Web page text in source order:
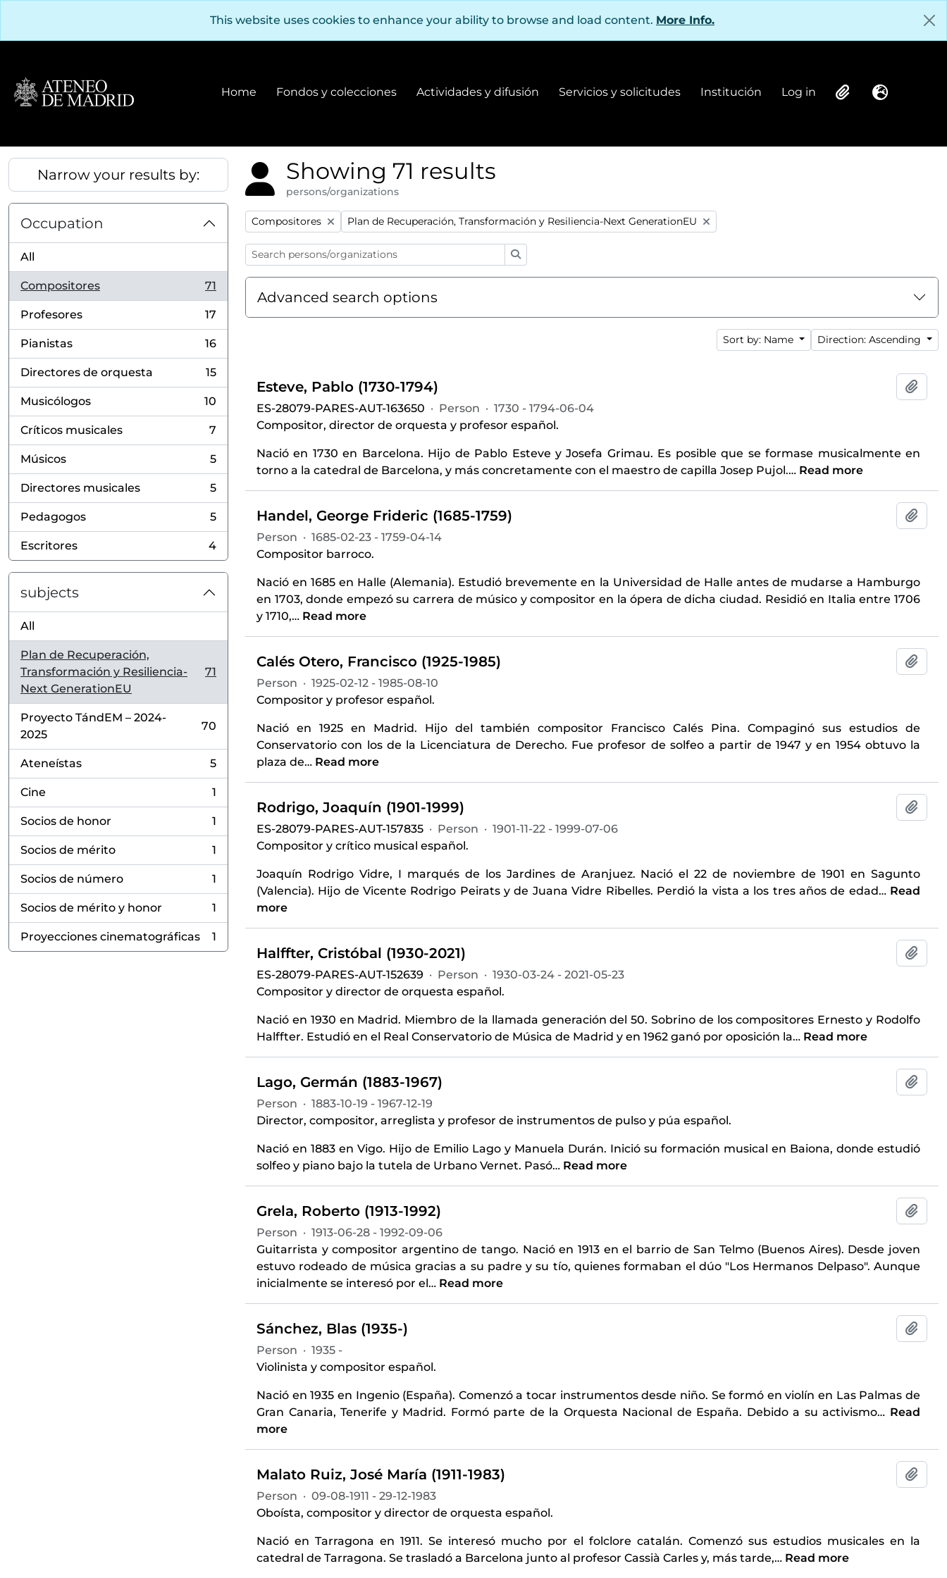
This website uses cookies to enhance your ability to browse and load content. More Info.
Home Fondos y colecciones
Fondos y colecciones
Actividades y difusión
Actividades y difusión
Servicios y solicitudes Institución
Institución
Log in
Log in ClipboardLanguage
Narrow your results by:
Occupation
All
Compositores
, 71 results
71
Profesores
, 17 results
17
Pianistas
, 16 results
16
Directores de orquesta
, 15 results
15
Musicólogos
, 10 results
10
Críticos musicales
, 7 results
7
Músicos
, 5 results
5
Directores musicales
, 5 results
5
Pedagogos
, 5 results
5
Escritores
, 4 results
4
subjects
All
Plan de Recuperación,
Transformación y Resiliencia-
Next GenerationEU
, 71 results
71
Proyecto TándEM – 2024-
2025
, 70 results
70
Ateneístas
, 5 results
5
Cine
, 1 results
1
Socios de honor
, 1 results
1
Socios de mérito
, 1 results
1
Socios de número
, 1 results
1
Socios de mérito y honor
, 1 results
1
Proyecciones cinematográficas
, 1 results
1
Showing 71 results
persons/organizations
Remove filter:
Compositores Remove filter:
Plan de Recuperación, Transformación y Resiliencia-Next GenerationEU
Advanced search options
Sort by: Name Direction: Ascending
Esteve, Pablo (1730-1794)
ES-28079-PARES-AUT-163650 · Person · 1730 - 1794-06-04
Compositor, director de orquesta y profesor español.
Nació en 1730 en Barcelona. Hijo de Pablo Esteve y Josefa Grimau. Es posible que se formase musicalmente en
torno a la catedral de Barcelona, y más concretamente con el maestro de capilla Josep Pujol.… Read more
Handel, George Frideric (1685-1759)
Person · 1685-02-23 - 1759-04-14
Compositor barroco.
Nació en 1685 en Halle (Alemania). Estudió brevemente en la Universidad de Halle antes de mudarse a Hamburgo
en 1703, donde empezó su carrera de músico y compositor en la ópera de dicha ciudad. Residió en Italia entre 1706
y 1710,… Read more
Calés Otero, Francisco (1925-1985)
Person · 1925-02-12 - 1985-08-10
Compositor y profesor español.
Nació en 1925 en Madrid. Hijo del también compositor Francisco Calés Pina. Compaginó sus estudios de
Conservatorio con los de la Licenciatura de Derecho. Fue profesor de solfeo a partir de 1947 y en 1954 obtuvo la
plaza de… Read more
Rodrigo, Joaquín (1901-1999)
ES-28079-PARES-AUT-157835 · Person · 1901-11-22 - 1999-07-06
Compositor y crítico musical español.
Joaquín Rodrigo Vidre, I marqués de los Jardines de Aranjuez. Nació el 22 de noviembre de 1901 en Sagunto
(Valencia). Hijo de Vicente Rodrigo Peirats y de Juana Vidre Ribelles. Perdió la vista a los tres años de edad… Read
more
Halffter, Cristóbal (1930-2021)
ES-28079-PARES-AUT-152639 · Person · 1930-03-24 - 2021-05-23
Compositor y director de orquesta español.
Nació en 1930 en Madrid. Miembro de la llamada generación del 50. Sobrino de los compositores Ernesto y Rodolfo
Halffter. Estudió en el Real Conservatorio de Música de Madrid y en 1962 ganó por oposición la… Read more
Lago, Germán (1883-1967)
Person · 1883-10-19 - 1967-12-19
Director, compositor, arreglista y profesor de instrumentos de pulso y púa español.
Nació en 1883 en Vigo. Hijo de Emilio Lago y Manuela Durán. Inició su formación musical en Baiona, donde estudió
solfeo y piano bajo la tutela de Urbano Vernet. Pasó… Read more
Grela, Roberto (1913-1992)
Person · 1913-06-28 - 1992-09-06
Guitarrista y compositor argentino de tango. Nació en 1913 en el barrio de San Telmo (Buenos Aires). Desde joven
estuvo rodeado de música gracias a su padre y su tío, quienes formaban el dúo "Los Hermanos Delpaso". Aunque
inicialmente se interesó por el… Read more
Sánchez, Blas (1935-)
Person · 1935 -
Violinista y compositor español.
Nació en 1935 en Ingenio (España). Comenzó a tocar instrumentos desde niño. Se formó en violín en Las Palmas de
Gran Canaria, Tenerife y Madrid. Formó parte de la Orquesta Nacional de España. Debido a su activismo… Read
more
Malato Ruiz, José María (1911-1983)
Person · 09-08-1911 - 29-12-1983
Oboísta, compositor y director de orquesta español.
Nació en Tarragona en 1911. Se interesó mucho por el folclore catalán. Comenzó sus estudios musicales en la
catedral de Tarragona. Se trasladó a Barcelona junto al profesor Cassià Carles y, más tarde,… Read more